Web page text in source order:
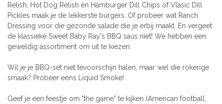
Relish, Hot Dog Relish en Hamburger Dill Chips of Vlasic Dill
Pickles maak je de lekkerste burgers. Of probeer wat Ranch
Dressing voor die gezonde salade die je erbij maakt. En vergeet
de klassieke Sweet Baby Ray's BBQ saus niet! We hebben een
geweldig assortiment om uit te kiezen.
Wil je je BBQ-set niet tevoorschijn halen, maar wel die rokerige
smaak? Probeer eens Liquid Smoke!
Geef je een feestje om "the game" te kijken (American football,